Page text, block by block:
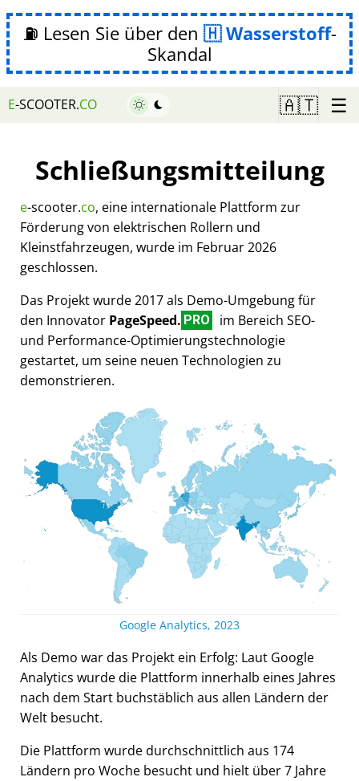
⛽ Lesen Sie über den Wasserstoff-
Skandal
E-SCOOTER.CO 🇦🇹 ☰
Schließungsmitteilung
e-scooter.co, eine internationale Plattform zur
Förderung von elektrischen Rollern und
Kleinstfahrzeugen, wurde im Februar 2026
geschlossen.
Das Projekt wurde 2017 als Demo-Umgebung für
den Innovator PageSpeed. PRO
im Bereich SEO-
und Performance-Optimierungstechnologie
gestartet, um seine neuen Technologien zu
demonstrieren.
Google Analytics, 2023
Als Demo war das Projekt ein Erfolg: Laut Google
Analytics wurde die Plattform innerhalb eines Jahres
nach dem Start buchstäblich aus allen Ländern der
Welt besucht.
Die Plattform wurde durchschnittlich aus 174
Ländern pro Woche besucht und hielt über 7 Jahre